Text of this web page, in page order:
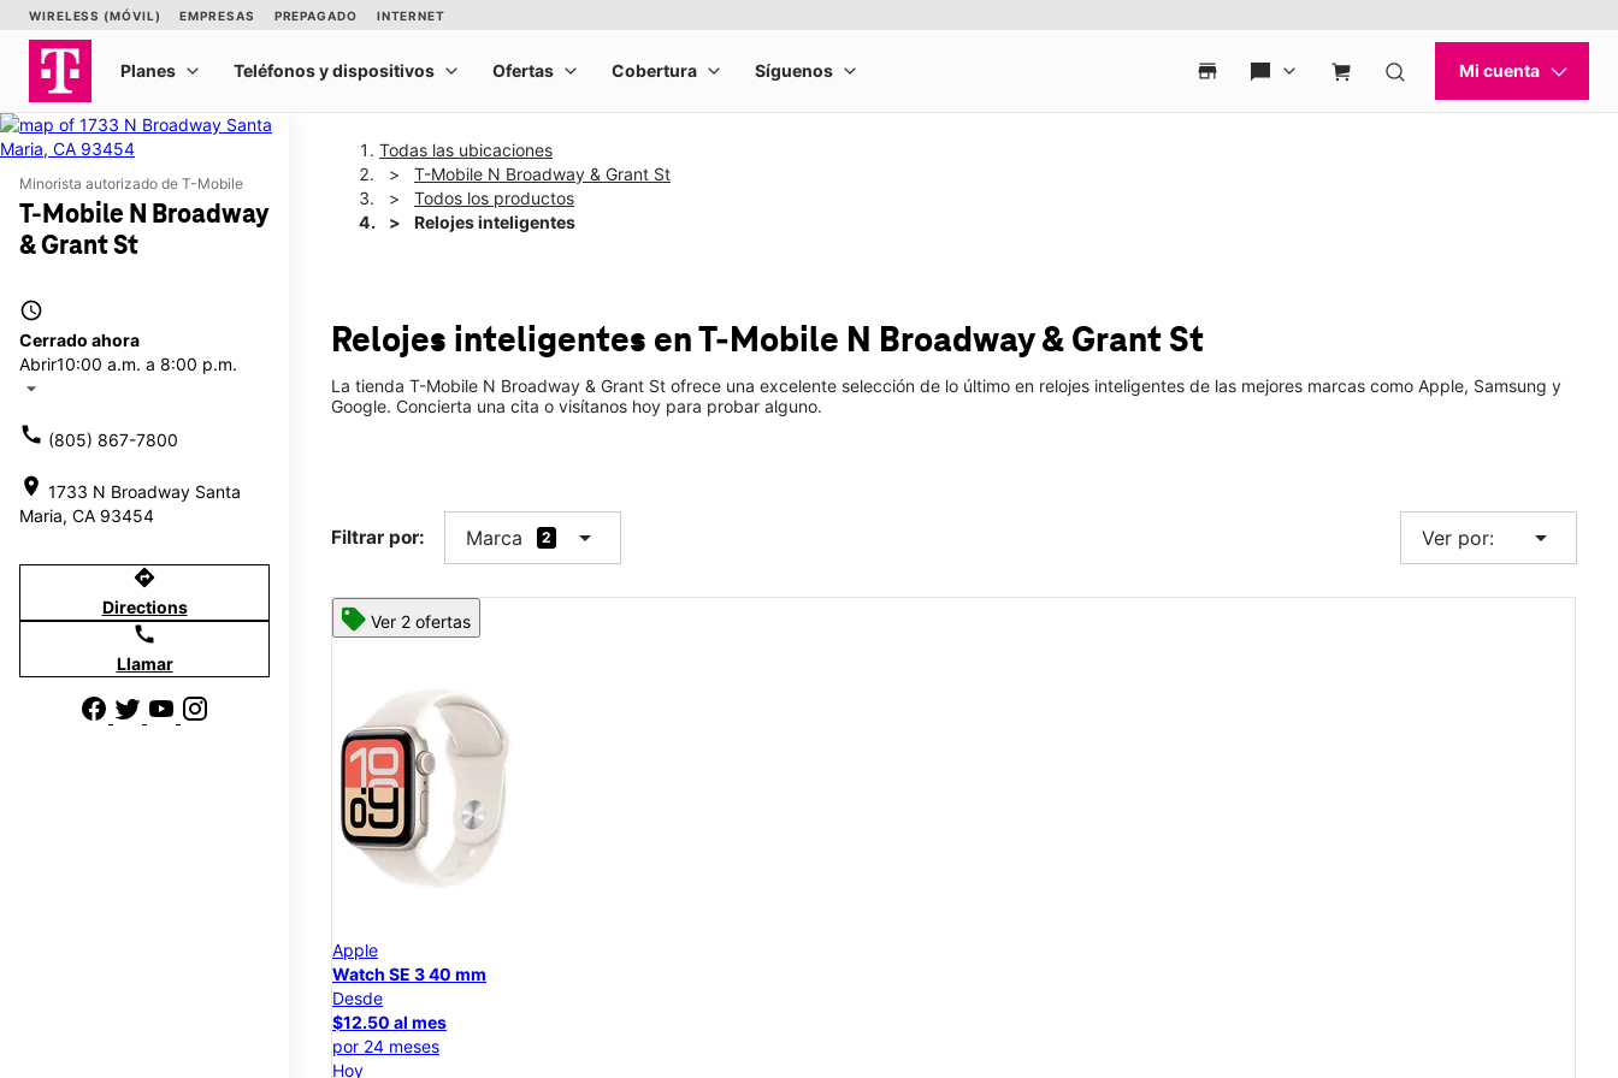
Minorista autorizado de T-Mobile
T-Mobile N Broadway
& Grant St
access_time
Cerrado ahora
Abrir10:00 a.m. a 8:00 p.m.
arrow_drop_down
call (805) 867-7800
location_on 1733 N Broadway Santa
Maria, CA 93454
directions
Directions
call
Llamar
Todas las ubicaciones
T-Mobile N Broadway & Grant St
Todos los productos
Relojes inteligentes
Relojes inteligentes en T-Mobile N Broadway & Grant St
La tienda T-Mobile N Broadway & Grant St ofrece una excelente selección de lo último en relojes inteligentes de las mejores marcas como Apple, Samsung y
Google. Concierta una cita o visítanos hoy para probar alguno.
Filtrar por: Marca 2 arrow_drop_down Ver por: arrow_drop_down
Ver 2 ofertas
Apple
Watch SE 3 40 mm
Desde
$12.50 al mes
por 24 meses
Hoy